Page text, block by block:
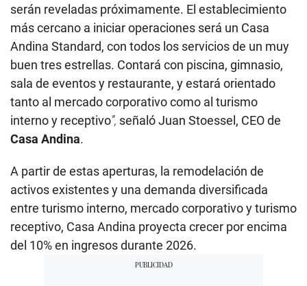
serán reveladas próximamente. El establecimiento
más cercano a iniciar operaciones será un Casa
Andina Standard, con todos los servicios de un muy
buen tres estrellas. Contará con piscina, gimnasio,
sala de eventos y restaurante, y estará orientado
tanto al mercado corporativo como al turismo
interno y receptivo”, señaló Juan Stoessel, CEO de
Casa Andina.
A partir de estas aperturas, la remodelación de
activos existentes y una demanda diversificada
entre turismo interno, mercado corporativo y turismo
receptivo, Casa Andina proyecta crecer por encima
del 10% en ingresos durante 2026.